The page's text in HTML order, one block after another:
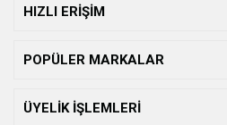
HIZLI ERİŞİM
POPÜLER MARKALAR
ÜYELİK İŞLEMLERİ